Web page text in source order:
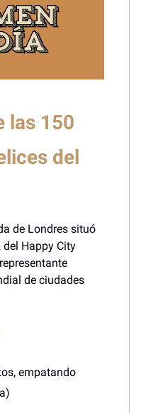
las 150
del
de Londres situó
Happy City
de ciudades
empatando